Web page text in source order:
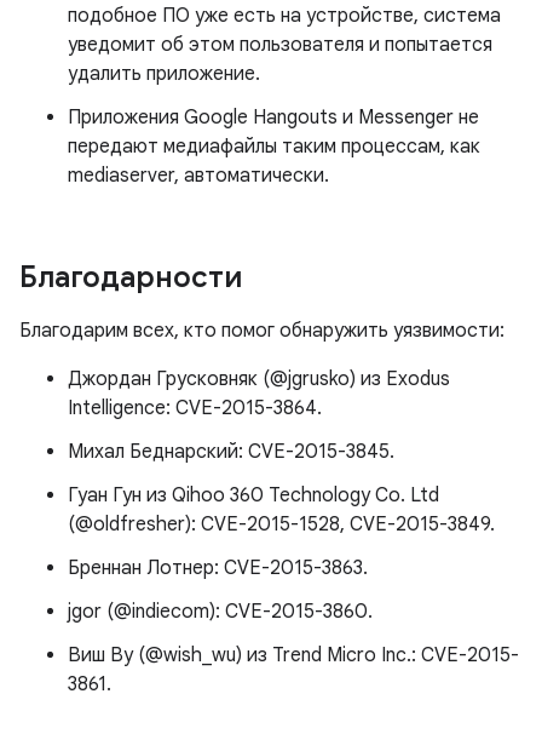
подобное ПО уже есть на устройстве, система
уведомит об этом пользователя и попытается
удалить приложение.
Приложения Google Hangouts и Messenger не
передают медиафайлы таким процессам, как
mediaserver, автоматически.
Благодарности
Благодарим всех, кто помог обнаружить уязвимости:
Джордан Грусковняк (@jgrusko) из Exodus
Intelligence: CVE-2015-3864.
Михал Беднарский: CVE-2015-3845.
Гуан Гун из Qihoo 360 Technology Co. Ltd
(@oldfresher): CVE-2015-1528, CVE-2015-3849.
Бреннан Лотнер: CVE-2015-3863.
jgor (@indiecom): CVE-2015-3860.
Виш Ву (@wish_wu) из Trend Micro Inc.: CVE-2015-
3861.